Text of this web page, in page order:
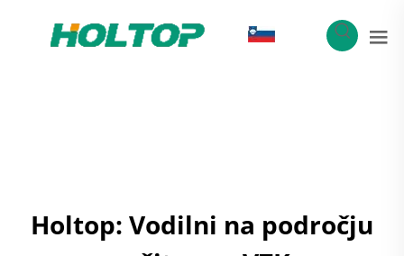
Holtop: Vodilni na področju